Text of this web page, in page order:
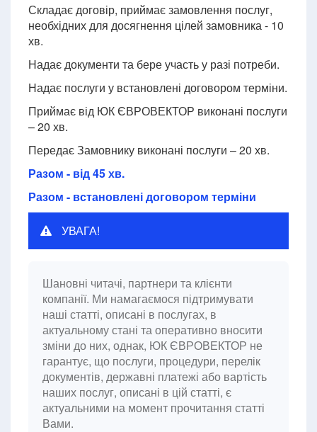
Складає договір, приймає замовлення послуг,
необхідних для досягнення цілей замовника - 10
хв.
Надає документи та бере участь у разі потреби.
Надає послуги у встановлені договором терміни.
Приймає від ЮК ЄВРОВЕКТОР виконані послуги
– 20 хв.
Передає Замовнику виконані послуги – 20 хв.
Разом - від 45 хв.
Разом - встановлені договором терміни
УВАГА!
Шановні читачі, партнери та клієнти
компанії. Ми намагаємося підтримувати
наші статті, описані в послугах, в
актуальному стані та оперативно вносити
зміни до них, однак, ЮК ЄВРОВЕКТОР не
гарантує, що послуги, процедури, перелік
документів, державні платежі або вартість
наших послуг, описані в цій статті, є
актуальними на момент прочитання статті
Вами.